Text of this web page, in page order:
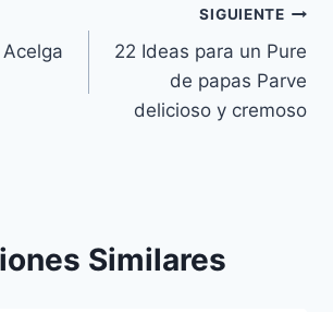
SIGUIENTE
22 Ideas para un Pure
de papas Parve
delicioso y cremoso
Similares